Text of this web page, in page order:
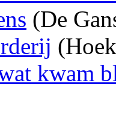
(De
kwam